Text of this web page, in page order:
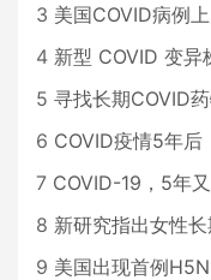
3 美国COVID病例
4 新型 COVID 变异株
5 寻找长期COVID
6 COVID疫情5年后，
7 COVID-19，5年
8 新研究指出女性长期
9 美国出现首例